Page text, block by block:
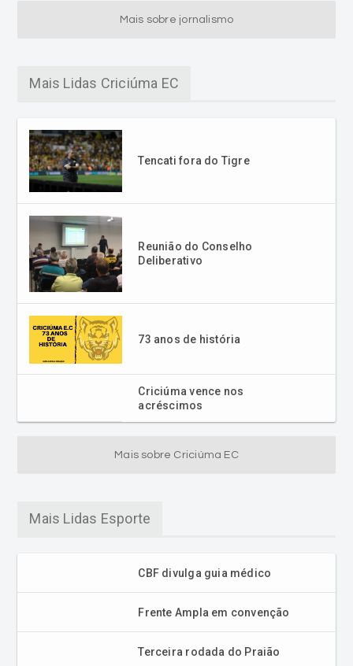
Mais sobre jornalismo
Mais Lidas Criciúma EC
Tencati fora do Tigre
Reunião do Conselho
Deliberativo
73 anos de história
Criciúma vence nos
acréscimos
Mais sobre Criciúma EC
Mais Lidas Esporte
CBF divulga guia médico
Frente Ampla em convenção
Terceira rodada do Praião